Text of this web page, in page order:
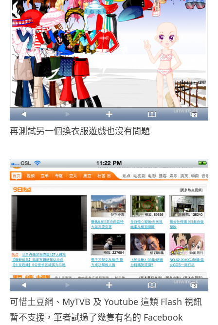
再測試另一個換衣服遊戲也沒有問題
可惜土豆網、MyTVB 及 Youtube 這類 Flash 視訊
暫不支援，筆者試過了幾隻有名的 Facebook